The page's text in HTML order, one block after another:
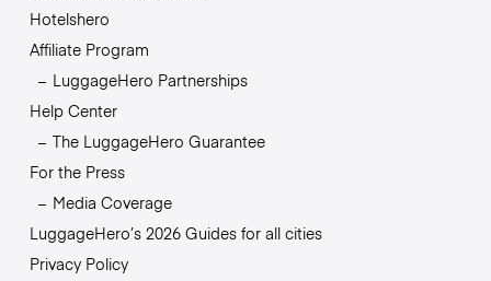
Hotelshero
Affiliate Program
LuggageHero Partnerships
Help Center
The LuggageHero Guarantee
For the Press
Media Coverage
LuggageHero’s 2026 Guides for all cities
Privacy Policy